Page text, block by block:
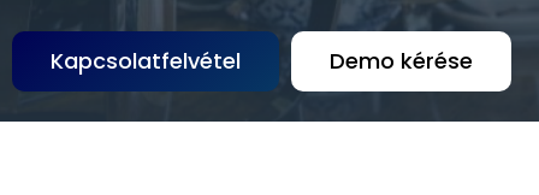
Kapcsolatfelvétel Demo kérése